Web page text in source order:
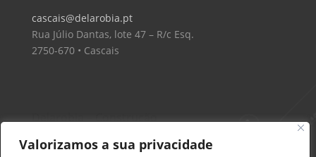
Valorizamos a sua privacidade
cascais@delarobia.pt
Rua Júlio Dantas, lote 47 – R/c Esq.
2750-670 • Cascais
Delarobia – Construção
912 441 514